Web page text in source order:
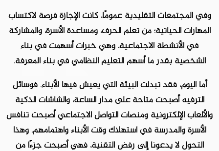
وفي المجتمعات التقليدية عمومًا، كانت الإجازة فرصة لاكتساب
المهارات الحياتية؛ من تعلم الحرف، ومساعدة الأسرة، والمشاركة
في الأنشطة الاجتماعية، وهي خبرات أسهمت في بناء
الشخصية بقدر ما أسهم التعليم النظامي في بناء المعرفة.
أما اليوم، فقد تبدلت البيئة التي يعيش فيها الأبناء. فوسائل
الترفيه أصبحت متاحة على مدار الساعة، والشاشات الذكية
والألعاب الإلكترونية ومنصات التواصل الاجتماعي أصبحت تنافس
الأسرة والمدرسة في استهلاك وقت الأبناء واهتمامهم. وهذا
التحول لا يدعونا إلى رفض التقنية، فهي أصبحت جزءًا من